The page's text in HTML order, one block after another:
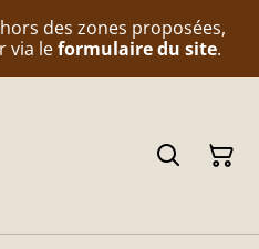
des zones proposées,
via leformulaire du site.